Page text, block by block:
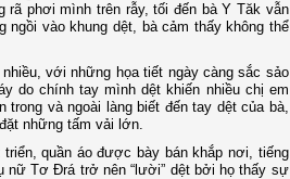
rã phơi mình trên rẫy, tối đến bà Y Tăk vẫn
ngồi vào khung dệt, bà cảm thấy không thể
với những họa tiết ngày càng sắc sảo
do chính tay mình dệt khiến nhiều chị em
và ngoài làng biết đến tay dệt của bà,
những tấm vải lớn.
quần áo được bày bán khắp nơi, tiếng
nữ Tơ Đrá trở nên “lười” dệt bởi họ thấy sự